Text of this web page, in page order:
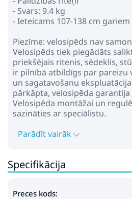
- Svars: 9.4 kg
- Ieteicams 107-138 cm
Piezīme: velosipēds nav
Velosipēds tiek piegādāts
priekšējais ritenis, sēdeklis,
ir pilnībā atbildīgs par pareizu
un sagatavošanu
pārkāpta, velosipēda garantija
Velosipēda montāžai un
sazināties ar speciālistu.
Parādīt vairāk
Specifikācija
Preces kods: